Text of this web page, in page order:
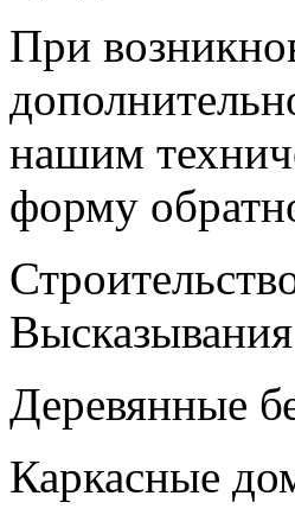
При
нашим
форму
Деревянные
Каркасные